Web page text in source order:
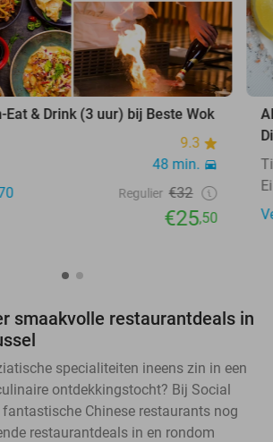
Eat & Drink (3 uur) bij Beste Wok
9.3
48 min.
Regulier €32
€25,50
smaakvolle restaurantdeals in
specialiteiten ineens zin in een
ontdekkingstocht? Bij Social
Chinese restaurants nog
restaurantdeals in en rondom